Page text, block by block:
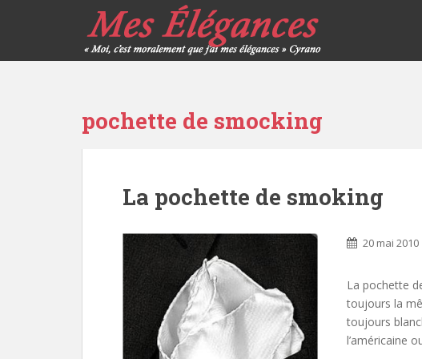
pochette de smocking
La pochette de smoking
20 mai 2010
La pochette
toujours la
toujours
l’américaine